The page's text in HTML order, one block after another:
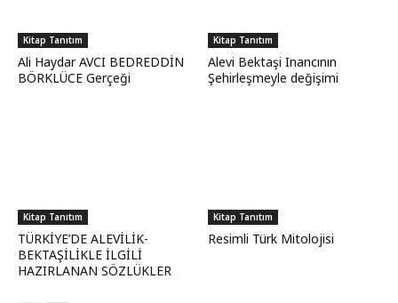
Kitap Tanıtım
Ali Haydar AVCI BEDREDDİN
BÖRKLÜCE Gerçeği
Kitap Tanıtım
Alevi Bektaşi Inancının
Şehirleşmeyle değişimi
Kitap Tanıtım
TÜRKİYE’DE ALEVİLİK-
BEKTAŞİLİKLE İLGİLİ
HAZIRLANAN SÖZLÜKLER
Kitap Tanıtım
Resimli Türk Mitolojisi